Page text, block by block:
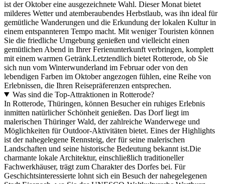
ist der Oktober eine ausgezeichnete Wahl. Dieser Monat bietet
milderes Wetter und atemberaubendes Herbstlaub, was ihn ideal für
gemütliche Wanderungen und die Erkundung der lokalen Kultur in
einem entspannteren Tempo macht. Mit weniger Touristen können
Sie die friedliche Umgebung genießen und vielleicht einen
gemütlichen Abend in Ihrer Ferienunterkunft verbringen, komplett
mit einem warmen Getränk.Letztendlich bietet Rotterode, ob Sie
sich nun vom Winterwunderland im Februar oder von den
lebendigen Farben im Oktober angezogen fühlen, eine Reihe von
Erlebnissen, die Ihren Reisepräferenzen entsprechen.
Was sind die Top-Attraktionen in Rotterode?
In Rotterode, Thüringen, können Besucher ein ruhiges Erlebnis
inmitten natürlicher Schönheit genießen. Das Dorf liegt im
malerischen Thüringer Wald, der zahlreiche Wanderwege und
Möglichkeiten für Outdoor-Aktivitäten bietet. Eines der Highlights
ist der nahegelegene Rennsteig, der für seine malerischen
Landschaften und seine historische Bedeutung bekannt ist.Die
charmante lokale Architektur, einschließlich traditioneller
Fachwerkhäuser, trägt zum Charakter des Dorfes bei. Für
Geschichtsinteressierte lohnt sich ein Besuch der nahegelegenen